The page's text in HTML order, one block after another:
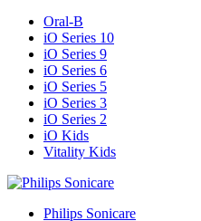
Oral-B
iO Series 10
iO Series 9
iO Series 6
iO Series 5
iO Series 3
iO Series 2
iO Kids
Vitality Kids
Philips Sonicare